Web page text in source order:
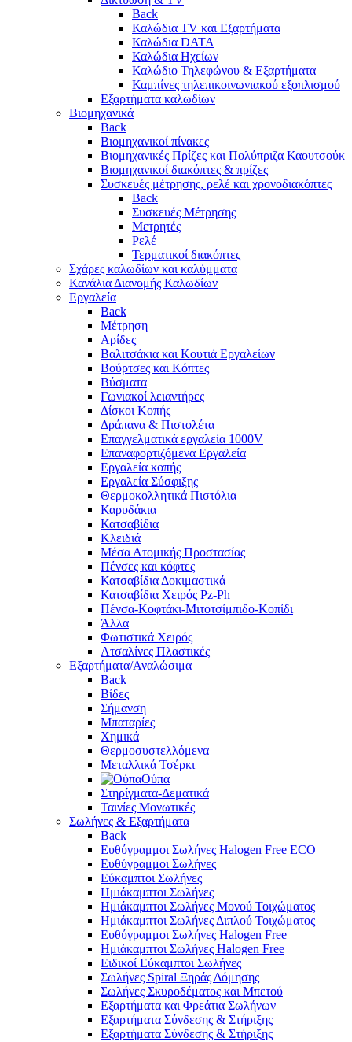
Back
Καλώδια TV και Εξαρτήματα
Καλώδια DATA
Καλώδια Ηχείων
Καλώδιο Τηλεφώνου & Εξαρτήματα
Καμπίνες τηλεπικοινωνιακού εξοπλισμού
Eξαρτήματα καλωδίων
Βιομηχανικά
Back
Βιομηχανικοί πίνακες
Βιομηχανικές Πρίζες και Πολύπριζα Καουτσούκ
Βιομηχανικοί διακόπτες & πρίζες
Συσκευές μέτρησης, ρελέ και χρονοδιακόπτες
Back
Συσκευές Μέτρησης
Μετρητές
Ρελέ
Τερματικοί διακόπτες
Σχάρες καλωδίων και καλύμματα
Κανάλια Διανομής Καλωδίων
Εργαλεία
Back
Μέτρηση
Αρίδες
Βαλιτσάκια και Κουτιά Εργαλείων
Βούρτσες και Κόπτες
Βύσματα
Γωνιακοί λειαντήρες
Δίσκοι Κοπής
Δράπανα & Πιστολέτα
Επαγγελματικά εργαλεία 1000V
Επαναφορτιζόμενα Εργαλεία
Εργαλεία κοπής
Εργαλεία Σύσφιξης
Θερμοκολλητικά Πιστόλια
Καρυδάκια
Κατσαβίδια
Κλειδιά
Μέσα Ατομικής Προστασίας
Πένσες και κόφτες
Κατσαβίδια Δοκιμαστικά
Κατσαβίδια Χειρός Pz-Ph
Πένσα-Κοφτάκι-Μιτοτσίμπιδο-Κοπίδι
Άλλα
Φωτιστικά Χειρός
Ατσαλίνες Πλαστικές
Εξαρτήματα/Αναλώσιμα
Back
Βίδες
Σήμανση
Μπαταρίες
Χημικά
Θερμοσυστελλόμενα
Μεταλλικά Τσέρκι
Ούπα
Στηρίγματα-Δεματικά
Ταινίες Μονωτικές
Σωλήνες & Εξαρτήματα
Back
Ευθύγραμμοι Σωλήνες Halogen Free ECO
Ευθύγραμμοι Σωλήνες
Εύκαμπτοι Σωλήνες
Ημιάκαμπτοι Σωλήνες
Ημιάκαμπτοι Σωλήνες Μονού Τοιχώματος
Ημιάκαμπτοι Σωλήνες Διπλού Τοιχώματος
Ευθύγραμμοι Σωλήνες Halogen Free
Ημιάκαμπτοι Σωλήνες Halogen Free
Ειδικοί Εύκαμπτοι Σωλήνες
Σωλήνες Spiral Ξηράς Δόμησης
Σωλήνες Σκυροδέματος και Μπετού
Εξαρτήματα και Φρεάτια Σωλήνων
Εξαρτήματα Σύνδεσης & Στήριξης
Εξαρτήματα Σύνδεσης & Στήριξης